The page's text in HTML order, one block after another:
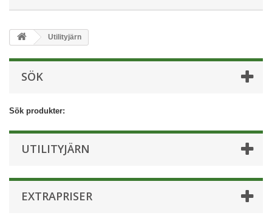
Utilityjärn
SÖK
Sök produkter:
UTILITYJÄRN
EXTRAPRISER